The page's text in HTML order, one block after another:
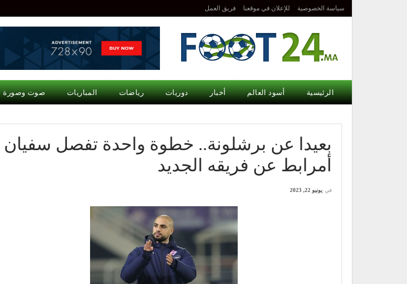
سياسة الخصوصية للإعلان في موقعنا فريق العمل
الرئيسية أسود العالم أخبار دوريات رياضات المباريات صوت وصورة
بعيدا عن برشلونة.. خطوة واحدة تفصل سفيان
أمرابط عن فريقه الجديد
في يونيو 22, 2023